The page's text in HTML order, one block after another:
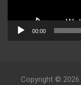
00:00
Copyright © 2026